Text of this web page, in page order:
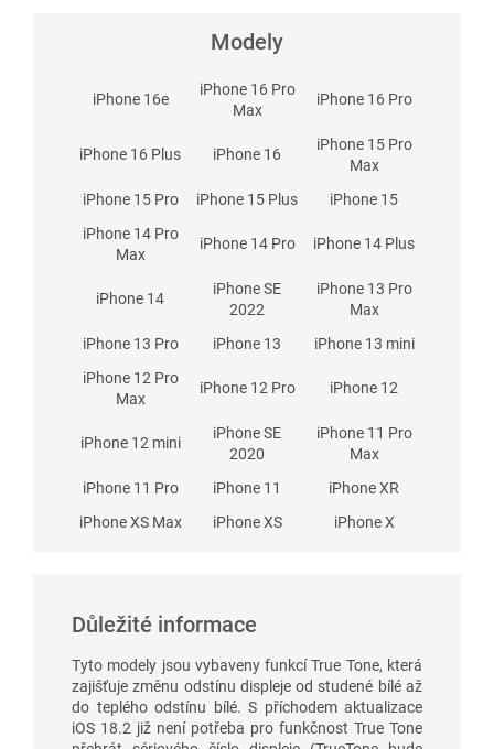
Modely
iPhone 16e
iPhone 16 Pro
Max
iPhone 16 Pro
iPhone 16 Plus iPhone 16
iPhone 15 Pro
Max
iPhone 15 Pro
iPhone 15 Plus
iPhone 15
iPhone 14 Pro
Max
iPhone 14 Pro iPhone 14 Plus
iPhone 14
iPhone SE
2022
iPhone 13 Pro
Max
iPhone 13 Pro
iPhone 13
iPhone 13 mini
iPhone 12 Pro
Max
iPhone 12 Pro iPhone 12
iPhone 12 mini
iPhone SE
2020
iPhone 11 Pro
Max
iPhone 11 Pro
iPhone 11
iPhone XR
iPhone XS Max
iPhone XS iPhone X
Důležité informace
Tyto modely jsou vybaveny funkcí True Tone, která
zajišťuje změnu odstínu displeje od studené bílé až
do teplého odstínu bílé. S příchodem aktualizace
iOS 18.2 již není potřeba pro funkčnost True Tone